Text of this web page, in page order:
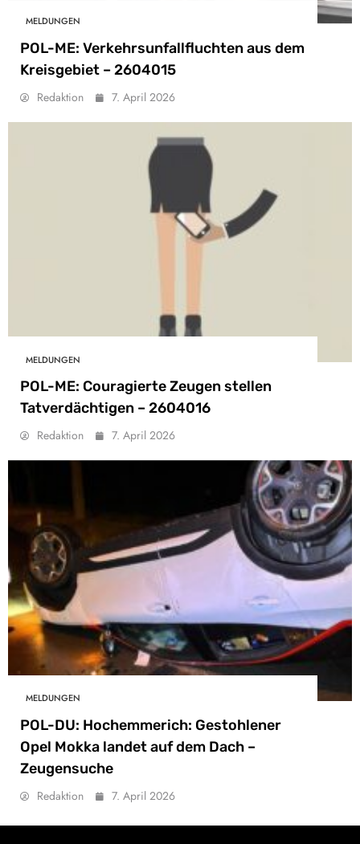
MELDUNGEN
POL-ME: Verkehrsunfallfluchten aus dem
Kreisgebiet – 2604015
Redaktion 7. April 2026
MELDUNGEN
POL-ME: Couragierte Zeugen stellen
Tatverdächtigen – 2604016
Redaktion 7. April 2026
MELDUNGEN
POL-DU: Hochemmerich: Gestohlener
Opel Mokka landet auf dem Dach –
Zeugensuche
Redaktion 7. April 2026